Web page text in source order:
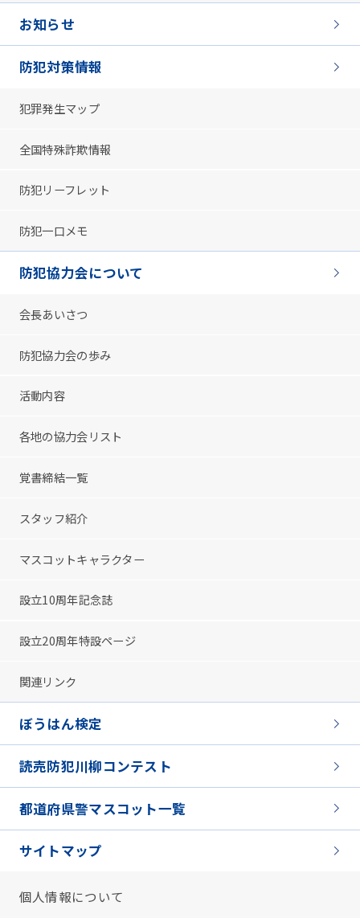
お知らせ
防犯対策情報
犯罪発生マップ
全国特殊詐欺情報
防犯リーフレット
防犯一口メモ
防犯協力会について
会長あいさつ
防犯協力会の歩み
活動内容
各地の協力会リスト
覚書締結一覧
スタッフ紹介
マスコットキャラクター
設立10周年記念誌
設立20周年特設ページ
関連リンク
ぼうはん検定
読売防犯川柳コンテスト
都道府県警マスコット一覧
サイトマップ
個人情報について